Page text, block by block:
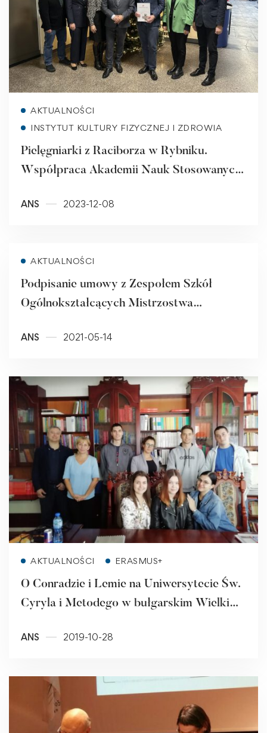
AKTUALNOŚCI
INSTYTUT KULTURY FIZYCZNEJ I ZDROWIA
Pielęgniarki z Raciborza w Rybniku.
Współpraca Akademii Nauk Stosowanych
Specjalistycznym Nr 3.
ANS 2023-12-08
AKTUALNOŚCI
Podpisanie umowy z Zespołem Szkół
Ogólnokształcących Mistrzostwa
ANS 2021-05-14
AKTUALNOŚCI ERASMUS+
O Conradzie i Lemie na Uniwersytecie Św.
Cyryla i Metodego w bułgarskim Wielkim
ANS 2019-10-28